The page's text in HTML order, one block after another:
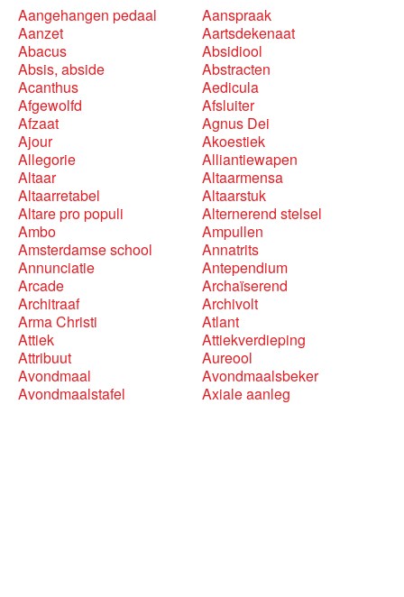
Aangehangen pedaal
Aanspraak
Aanzet
Aartsdekenaat
Abacus
Absidiool
Absis, abside
Abstracten
Acanthus
Aedicula
Afgewolfd
Afsluiter
Afzaat
Agnus Dei
Ajour
Akoestiek
Allegorie
Alliantiewapen
Altaar
Altaarmensa
Altaarretabel
Altaarstuk
Altare pro populi
Alternerend stelsel
Ambo
Ampullen
Amsterdamse school
Annatrits
Annunciatie
Antependium
Arcade
Archaïserend
Architraaf
Archivolt
Arma Christi
Atlant
Attiek
Attiekverdieping
Attribuut
Aureool
Avondmaal
Avondmaalsbeker
Avondmaalstafel
Axiale aanleg